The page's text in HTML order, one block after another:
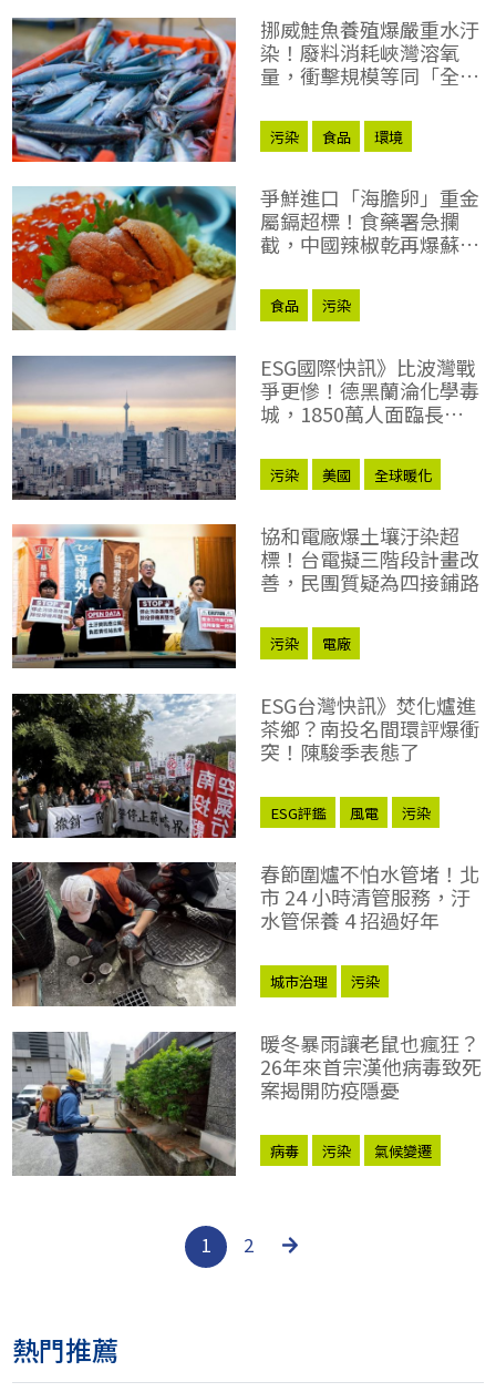
挪威鮭魚養殖爆嚴重水汙
染！廢料消耗峽灣溶氧
量，衝擊規模等同「全澳
污染 食品 環境
爭鮮進口「海膽卵」重金
屬鎘超標！食藥署急攔
截，中國辣椒乾再爆蘇丹
食品 污染
ESG國際快訊》比波灣戰
爭更慘！德黑蘭淪化學毒
城，1850萬人面臨長期
污染 美國
全球暖化
協和電廠爆土壤汙染超
標！台電擬三階段計畫改
善，民團質疑為四接鋪路
污染 電廠
ESG台灣快訊》焚化爐進
茶鄉？南投名間環評爆衝
突！陳駿季表態了
ESG評鑑 風電
污染
春節圍爐不怕水管堵！北
市 24 小時清管服務，汙
水管保養 4 招過好年
城市治理 污染
暖冬暴雨讓老鼠也瘋狂？
26年來首宗漢他病毒致死
案揭開防疫隱憂
病毒 污染 氣候變遷
1 2
熱門推薦